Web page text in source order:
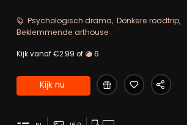
worden.
Psychologisch drama Donkere roadtrip
Beklemmende arthouse
Kijk vanaf €2.99 of 6
Kijk nu